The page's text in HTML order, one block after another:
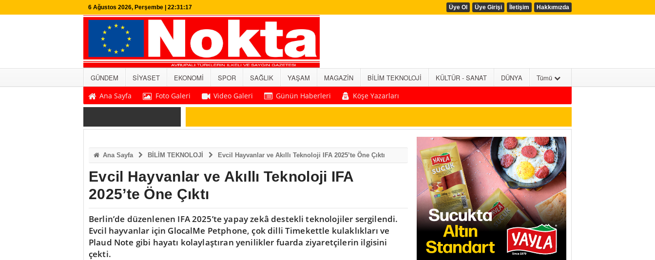
6 Ağustos 2026, Perşembe | 22:31:18 Üye Ol Üye Girişi İletişim Hakkımızda
GÜNDEM SİYASET EKONOMİ SPOR SAĞLIK YAŞAM MAGAZİN BİLİM TEKNOLOJİ KÜLTÜR - SANAT DÜNYA
Tümü
Ana Sayfa
Foto Galeri Video Galeri Günün Haberleri Köşe Yazarları
Ana Sayfa BİLİM TEKNOLOJİ Evcil Hayvanlar ve Akıllı Teknoloji IFA 2025’te Öne Çıktı
Evcil Hayvanlar ve Akıllı Teknoloji IFA
2025’te Öne Çıktı
Berlin’de düzenlenen IFA 2025’te yapay zekâ destekli teknolojiler sergilendi.
Evcil hayvanlar için GlocalMe Petphone, çok dilli Timekettle kulaklıkları ve
Plaud Note gibi hayatı kolaylaştıran yenilikler fuarda ziyaretçilerin ilgisini
çekti.